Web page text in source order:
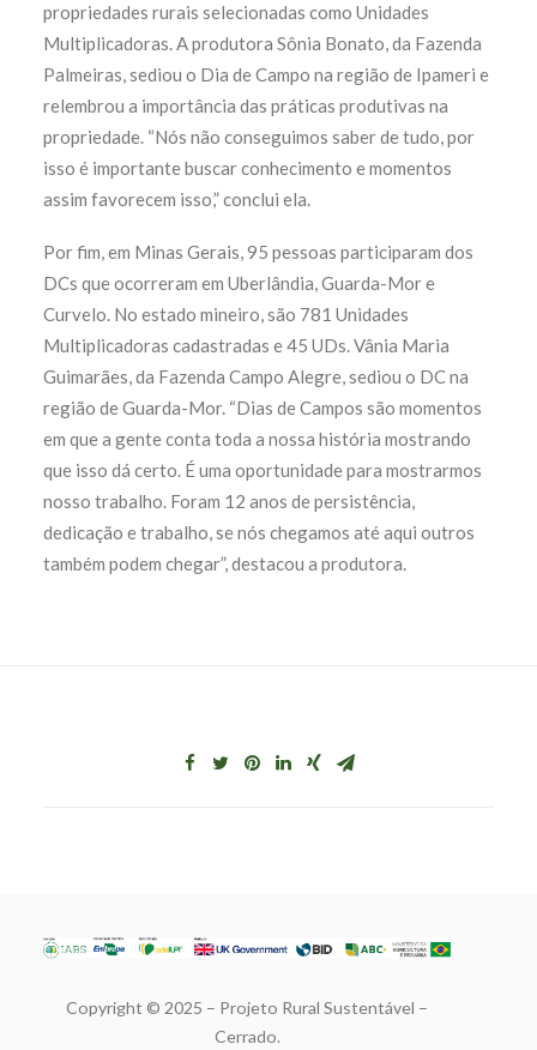
propriedades rurais selecionadas como Unidades
Multiplicadoras. A produtora Sônia Bonato, da Fazenda
Palmeiras, sediou o Dia de Campo na região de Ipameri e
relembrou a importância das práticas produtivas na
propriedade. “Nós não conseguimos saber de tudo, por
isso é importante buscar conhecimento e momentos
assim favorecem isso,” conclui ela.
Por fim, em Minas Gerais, 95 pessoas participaram dos
DCs que ocorreram em Uberlândia, Guarda-Mor e
Curvelo. No estado mineiro, são 781 Unidades
Multiplicadoras cadastradas e 45 UDs. Vânia Maria
Guimarães, da Fazenda Campo Alegre, sediou o DC na
região de Guarda-Mor. “Dias de Campos são momentos
em que a gente conta toda a nossa história mostrando
que isso dá certo. É uma oportunidade para mostrarmos
nosso trabalho. Foram 12 anos de persistência,
dedicação e trabalho, se nós chegamos até aqui outros
também podem chegar”, destacou a produtora.
Copyright © 2025 – Projeto Rural Sustentável –
Cerrado.